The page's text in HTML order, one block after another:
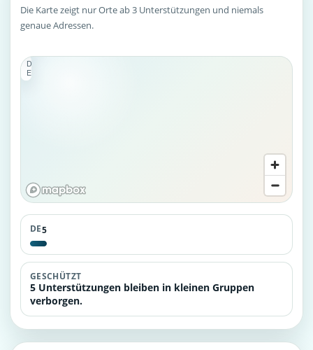
Die Karte zeigt nur Orte ab 3 Unterstützungen und niemals
genaue Adressen.
D
E
DE5
GESCHÜTZT
5 Unterstützungen bleiben in kleinen Gruppen
verborgen.